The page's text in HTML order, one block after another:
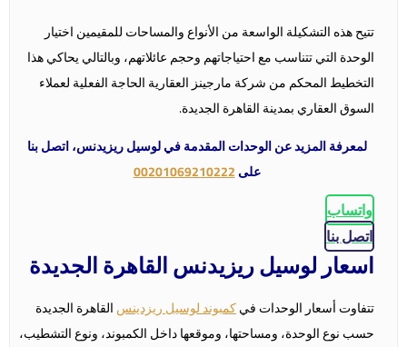
تتيح هذه التشكيلة الواسعة من الأنواع والمساحات للمقيمين اختيار
الوحدة التي تتناسب مع احتياجاتهم وحجم عائلاتهم، وبالتالي يحاكي هذا
التخطيط المحكم من شركة مارجينز العقارية الحاجة الفعلية لعملاء
السوق العقاري بمدينة القاهرة الجديدة.
لمعرفة المزيد عن الوحدات المقدمة في لوسيل ريزيدنس، اتصل بنا
على00201069210222
واتساب
اتصل بنا
اسعار لوسيل ريزيدنس القاهرة الجديدة
تتفاوت أسعار الوحدات فيكمبوند لوسيل ريزدينسالقاهرة الجديدة
حسب نوع الوحدة، ومساحتها، وموقعها داخل الكمبوند، ونوع التشطيب،